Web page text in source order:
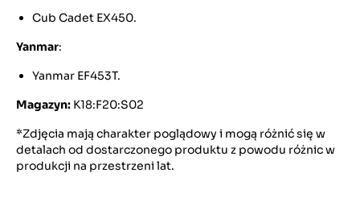
Cub Cadet EX450.
Yanmar:
Yanmar EF453T.
Magazyn: K18:F20:S02
*Zdjęcia mają charakter poglądowy i mogą różnić się w
detalach od dostarczonego produktu z powodu różnic w
produkcji na przestrzeni lat.